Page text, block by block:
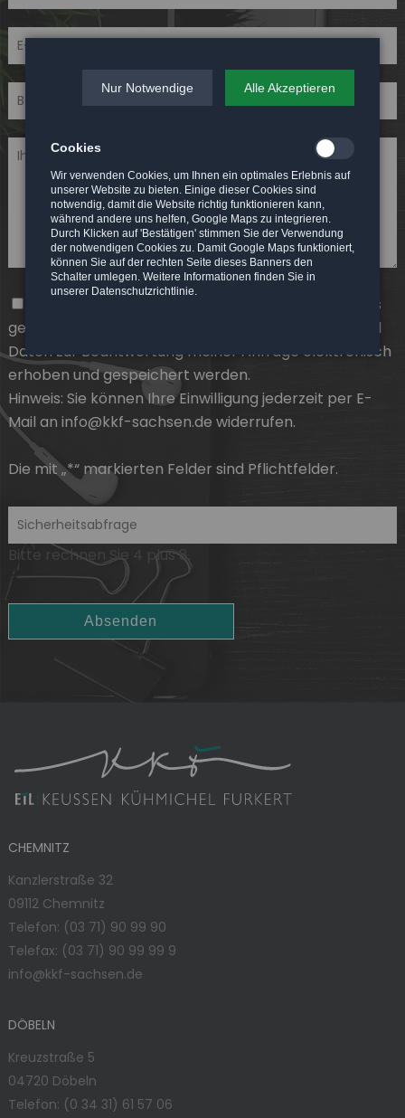
zur Kenntnis
genommen. Ich stimme zu, dass meine Angaben und
Daten zur Beantwortung meiner Anfrage elektronisch
erhoben und gespeichert werden.
Hinweis: Sie könnenIhre Einwilligung jederzeit per E-
Mail an info@kkf-sachsen.de widerrufen.
Die mit „*“ markierten Felder sind Pflichtfelder.
Bitte rechnen Sie 4 plus 8.
Absenden
CHEMNITZ
Kanzlerstraße 32
09112 Chemnitz
Telefon: (03 71) 90 99 90
Telefax: (03 71) 90 99 99 9
info@kkf-sachsen.de
DÖBELN
Kreuzstraße 5
04720 Döbeln
Telefon: (0 34 31) 61 57 06
Nur Notwendige Alle Akzeptieren
Cookies
Wir verwenden Cookies, um Ihnen ein optimales Erlebnis auf
unserer Website zu bieten. Einige dieser Cookies sind
notwendig, damit die Website richtig funktionieren kann,
während andere uns helfen, Google Maps zu integrieren.
Durch Klicken auf 'Bestätigen' stimmen Sie der Verwendung
der notwendigen Cookies zu. Damit Google Maps funktioniert,
können Sie auf der rechten Seite dieses Banners den
Schalter umlegen. Weitere Informationen finden Sie in
unserer Datenschutzrichtlinie.